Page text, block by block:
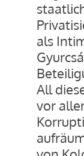
als
All
vor